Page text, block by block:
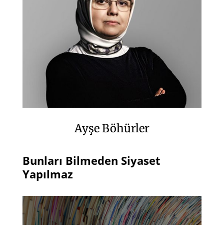
Ayşe Böhürler
Bunları Bilmeden Siyaset
Yapılmaz